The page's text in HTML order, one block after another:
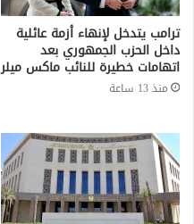
ترامب يتدخل لإنهاء أزمة عائلية
داخل الحزب الجمهوري بعد
اتهامات خطيرة للنائب ماكس ميلر
منذ 13 ساعة